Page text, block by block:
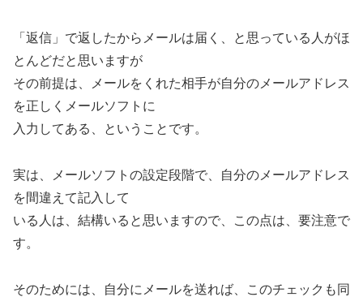
「返信」で返したからメールは届く、と思っている人がほ
とんどだと思いますが
その前提は、メールをくれた相手が自分のメールアドレス
を正しくメールソフトに
入力してある、ということです。
実は、メールソフトの設定段階で、自分のメールアドレス
を間違えて記入して
いる人は、結構いると思いますので、この点は、要注意で
す。
そのためには、自分にメールを送れば、このチェックも同